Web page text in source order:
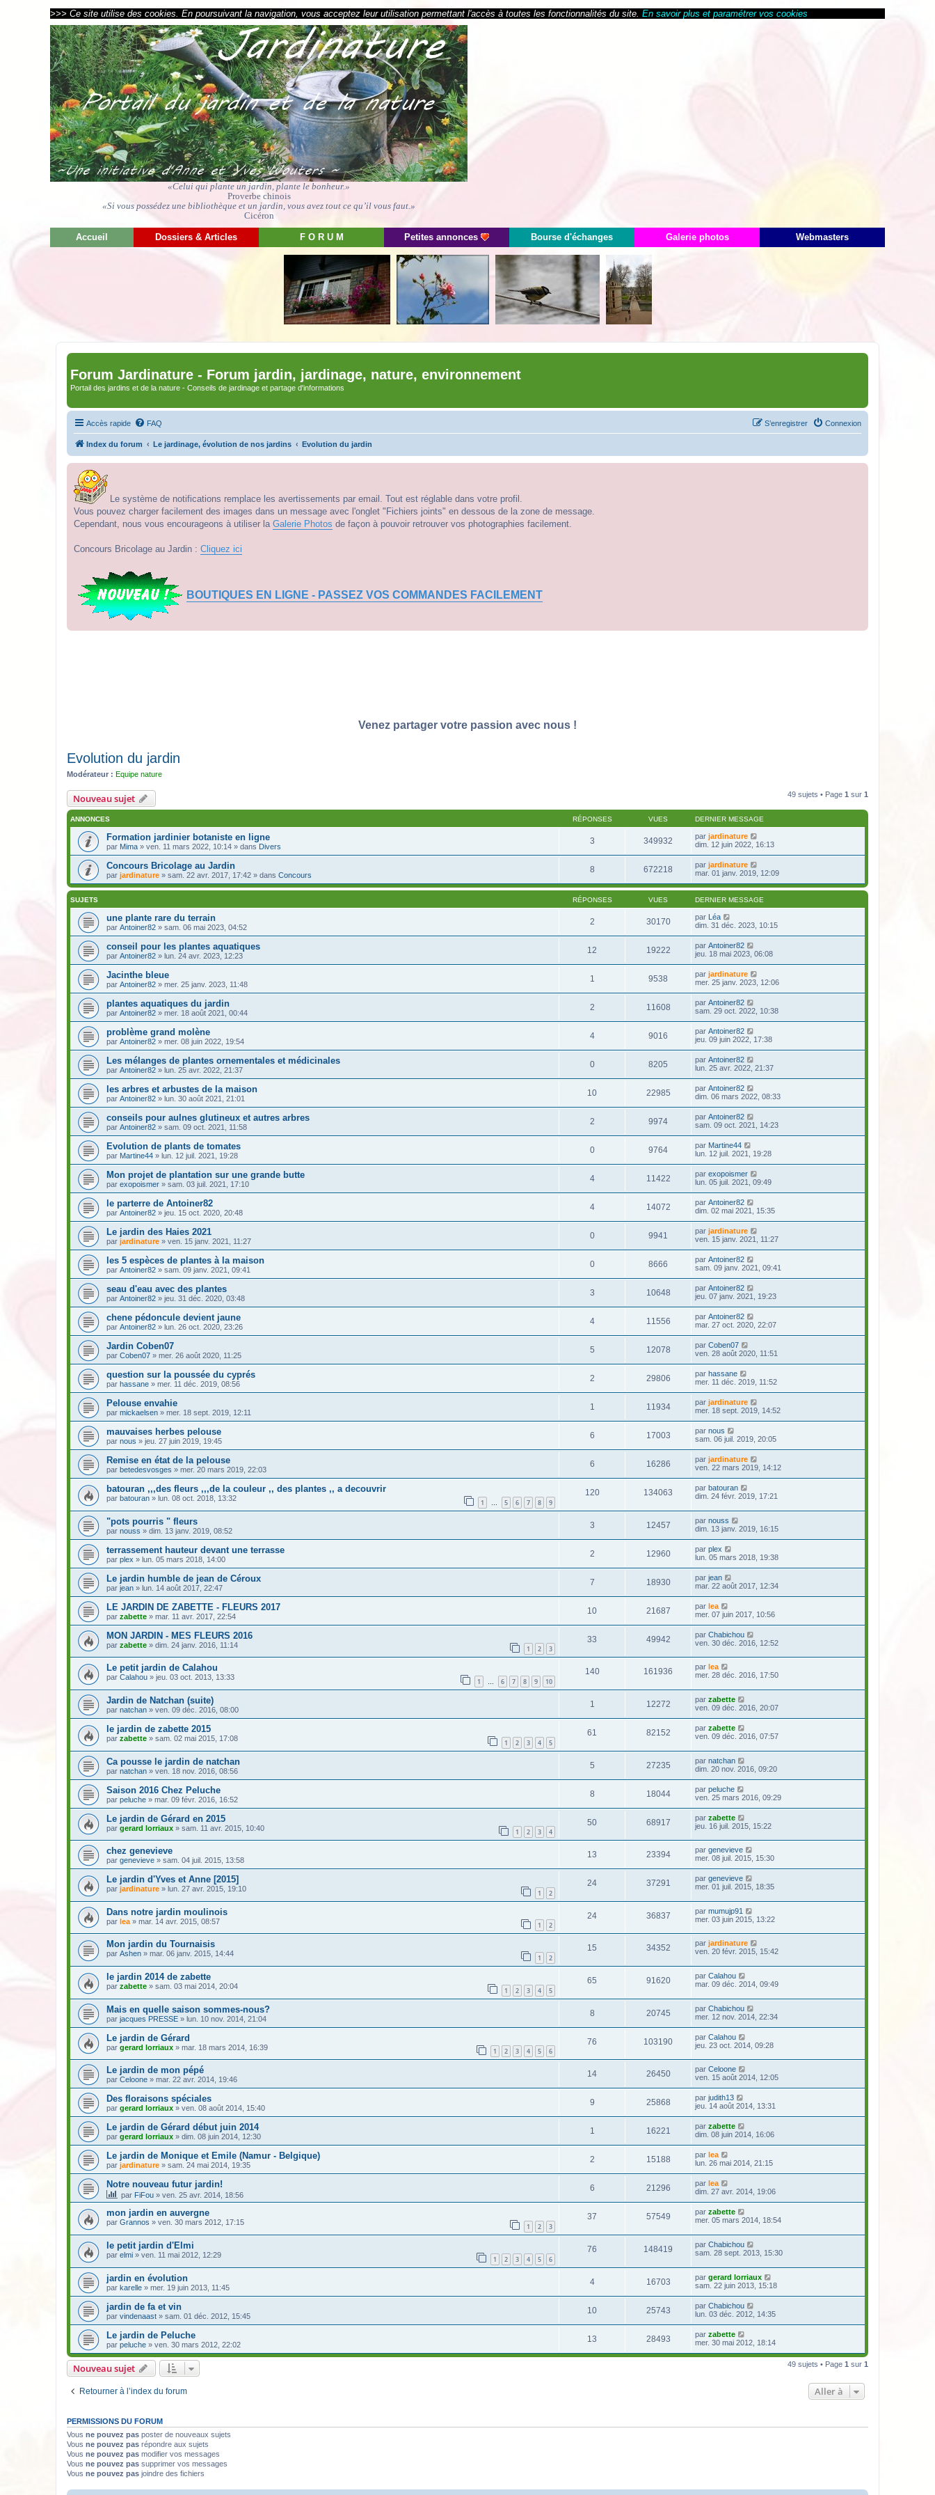
>>> Ce site utilise des cookies. En poursuivant la navigation, vous acceptez leur utilisation permettant l'accès à toutes les fonctionnalités du site. En savoir plus et paramétrer vos cookies
«Celui qui plante un jardin, plante le bonheur.»
Proverbe chinois
«Si vous possédez une bibliothèque et un jardin, vous avez tout ce qu’il vous faut.»
Cicéron
Accueil Dossiers & Articles F O R U M Petites annonces Bourse d'échanges Galerie photos Webmasters
Forum Jardinature - Forum jardin, jardinage, nature, environnement
Portail des jardins et de la nature - Conseils de jardinage et partage d'informations
Accès rapide FAQ Connexion
S’enregistrer
Index du forum Le jardinage, évolution de nos jardins Evolution du jardin
Le système de notifications remplace les avertissements par email. Tout est réglable dans votre profil.
Vous pouvez charger facilement des images dans un message avec l'onglet "Fichiers joints" en dessous de la zone de message.
Cependant, nous vous encourageons à utiliser la Galerie Photos de façon à pouvoir retrouver vos photographies facilement.
Concours Bricolage au Jardin : Cliquez ici
BOUTIQUES EN LIGNE - PASSEZ VOS COMMANDES FACILEMENT
Venez partager votre passion avec nous !
Evolution du jardin
Modérateur : Equipe nature
Nouveau sujet 49 sujets • Page 1 sur 1
ANNONCES RÉPONSES VUES DERNIER MESSAGE
Formation jardinier botaniste en ligne
par Mima » ven. 11 mars 2022, 10:14 » dans Divers
3 349932 par jardinature
dim. 12 juin 2022, 16:13
Concours Bricolage au Jardin
par jardinature » sam. 22 avr. 2017, 17:42 » dans Concours
8 672218 par jardinature
mar. 01 janv. 2019, 12:09
SUJETS RÉPONSES VUES DERNIER MESSAGE
une plante rare du terrain
par Antoiner82 » sam. 06 mai 2023, 04:52
2 30170 par Léa
dim. 31 déc. 2023, 10:15
conseil pour les plantes aquatiques
par Antoiner82 » lun. 24 avr. 2023, 12:23
12 19222 par Antoiner82
jeu. 18 mai 2023, 06:08
Jacinthe bleue
par Antoiner82 » mer. 25 janv. 2023, 11:48
1 9538 par jardinature
mer. 25 janv. 2023, 12:06
plantes aquatiques du jardin
par Antoiner82 » mer. 18 août 2021, 00:44
2 11608 par Antoiner82
sam. 29 oct. 2022, 10:38
problème grand molène
par Antoiner82 » mer. 08 juin 2022, 19:54
4 9016 par Antoiner82
jeu. 09 juin 2022, 17:38
Les mélanges de plantes ornementales et médicinales
par Antoiner82 » lun. 25 avr. 2022, 21:37
0 8205 par Antoiner82
lun. 25 avr. 2022, 21:37
les arbres et arbustes de la maison
par Antoiner82 » lun. 30 août 2021, 21:01
10 22985 par Antoiner82
dim. 06 mars 2022, 08:33
conseils pour aulnes glutineux et autres arbres
par Antoiner82 » sam. 09 oct. 2021, 11:58
2 9974 par Antoiner82
sam. 09 oct. 2021, 14:23
Evolution de plants de tomates
par Martine44 » lun. 12 juil. 2021, 19:28
0 9764 par Martine44
lun. 12 juil. 2021, 19:28
Mon projet de plantation sur une grande butte
par exopoismer » sam. 03 juil. 2021, 17:10
4 11422 par exopoismer
lun. 05 juil. 2021, 09:49
le parterre de Antoiner82
par Antoiner82 » jeu. 15 oct. 2020, 20:48
4 14072 par Antoiner82
dim. 02 mai 2021, 15:35
Le jardin des Haies 2021
par jardinature » ven. 15 janv. 2021, 11:27
0 9941 par jardinature
ven. 15 janv. 2021, 11:27
les 5 espèces de plantes à la maison
par Antoiner82 » sam. 09 janv. 2021, 09:41
0 8666 par Antoiner82
sam. 09 janv. 2021, 09:41
seau d'eau avec des plantes
par Antoiner82 » jeu. 31 déc. 2020, 03:48
3 10648 par Antoiner82
jeu. 07 janv. 2021, 19:23
chene pédoncule devient jaune
par Antoiner82 » lun. 26 oct. 2020, 23:26
4 11556 par Antoiner82
mar. 27 oct. 2020, 22:07
Jardin Coben07
par Coben07 » mer. 26 août 2020, 11:25
5 12078 par Coben07
ven. 28 août 2020, 11:51
question sur la poussée du cyprés
par hassane » mer. 11 déc. 2019, 08:56
2 29806 par hassane
mer. 11 déc. 2019, 11:52
Pelouse envahie
par mickaelsen » mer. 18 sept. 2019, 12:11
1 11934 par jardinature
mer. 18 sept. 2019, 14:52
mauvaises herbes pelouse
par nous » jeu. 27 juin 2019, 19:45
6 17003 par nous
sam. 06 juil. 2019, 20:05
Remise en état de la pelouse
par betedesvosges » mer. 20 mars 2019, 22:03
6 16286 par jardinature
ven. 22 mars 2019, 14:12
batouran ,,,des fleurs ,,,de la couleur ,, des plantes ,, a decouvrir
par batouran » lun. 08 oct. 2018, 13:32 1 … 5 6 7 8 9
120 134063 par batouran
dim. 24 févr. 2019, 17:21
"pots pourris " fleurs
par nouss » dim. 13 janv. 2019, 08:52
3 12457 par nouss
dim. 13 janv. 2019, 16:15
terrassement hauteur devant une terrasse
par plex » lun. 05 mars 2018, 14:00
2 12960 par plex
lun. 05 mars 2018, 19:38
Le jardin humble de jean de Céroux
par jean » lun. 14 août 2017, 22:47
7 18930 par jean
mar. 22 août 2017, 12:34
LE JARDIN DE ZABETTE - FLEURS 2017
par zabette » mar. 11 avr. 2017, 22:54
10 21687 par lea
mer. 07 juin 2017, 10:56
MON JARDIN - MES FLEURS 2016
par zabette » dim. 24 janv. 2016, 11:14 1 2 3
33 49942 par Chabichou
ven. 30 déc. 2016, 12:52
Le petit jardin de Calahou
par Calahou » jeu. 03 oct. 2013, 13:33 1 … 6 7 8 9 10
140 161936 par lea
mer. 28 déc. 2016, 17:50
Jardin de Natchan (suite)
par natchan » ven. 09 déc. 2016, 08:00
1 12272 par zabette
ven. 09 déc. 2016, 20:07
le jardin de zabette 2015
par zabette » sam. 02 mai 2015, 17:08 1 2 3 4 5
61 82152 par zabette
ven. 09 déc. 2016, 07:57
Ca pousse le jardin de natchan
par natchan » ven. 18 nov. 2016, 08:56
5 27235 par natchan
dim. 20 nov. 2016, 09:20
Saison 2016 Chez Peluche
par peluche » mar. 09 févr. 2016, 16:52
8 18044 par peluche
ven. 25 mars 2016, 09:29
Le jardin de Gérard en 2015
par gerard lorriaux » sam. 11 avr. 2015, 10:40 1 2 3 4
50 68917 par zabette
jeu. 16 juil. 2015, 15:22
chez genevieve
par genevieve » sam. 04 juil. 2015, 13:58
13 23394 par genevieve
mer. 08 juil. 2015, 15:30
Le jardin d'Yves et Anne [2015]
par jardinature » lun. 27 avr. 2015, 19:10 1 2
24 37291 par genevieve
mer. 01 juil. 2015, 18:35
Dans notre jardin moulinois
par lea » mar. 14 avr. 2015, 08:57 1 2
24 36837 par mumujp91
mer. 03 juin 2015, 13:22
Mon jardin du Tournaisis
par Ashen » mar. 06 janv. 2015, 14:44 1 2
15 34352 par jardinature
ven. 20 févr. 2015, 15:42
le jardin 2014 de zabette
par zabette » sam. 03 mai 2014, 20:04 1 2 3 4 5
65 91620 par Calahou
mar. 09 déc. 2014, 09:49
Mais en quelle saison sommes-nous?
par jacques PRESSE » lun. 10 nov. 2014, 21:04
8 20745 par Chabichou
mer. 12 nov. 2014, 22:34
Le jardin de Gérard
par gerard lorriaux » mar. 18 mars 2014, 16:39 1 2 3 4 5 6
76 103190 par Calahou
jeu. 23 oct. 2014, 09:28
Le jardin de mon pépé
par Celoone » mar. 22 avr. 2014, 19:46
14 26450 par Celoone
ven. 15 août 2014, 12:05
Des floraisons spéciales
par gerard lorriaux » ven. 08 août 2014, 15:40
9 25868 par judith13
jeu. 14 août 2014, 13:31
Le jardin de Gérard début juin 2014
par gerard lorriaux » dim. 08 juin 2014, 12:30
1 16221 par zabette
dim. 08 juin 2014, 16:06
Le jardin de Monique et Emile (Namur - Belgique)
par jardinature » sam. 24 mai 2014, 19:35
2 15188 par lea
lun. 26 mai 2014, 21:15
Notre nouveau futur jardin!
par FiFou » ven. 25 avr. 2014, 18:56
6 21296 par lea
dim. 27 avr. 2014, 19:06
mon jardin en auvergne
par Grannos » ven. 30 mars 2012, 17:15 1 2 3
37 57549 par zabette
mer. 05 mars 2014, 18:54
le petit jardin d'Elmi
par elmi » ven. 11 mai 2012, 12:29 1 2 3 4 5 6
76 148419 par Chabichou
sam. 28 sept. 2013, 15:30
jardin en évolution
par karelle » mer. 19 juin 2013, 11:45
4 16703 par gerard lorriaux
sam. 22 juin 2013, 15:18
jardin de fa et vin
par vindenaast » sam. 01 déc. 2012, 15:45
10 25743 par Chabichou
lun. 03 déc. 2012, 14:35
Le jardin de Peluche
par peluche » ven. 30 mars 2012, 22:02
13 28493 par zabette
mer. 30 mai 2012, 18:14
Nouveau sujet 49 sujets • Page 1 sur 1
Retourner à l’index du forum Aller à
PERMISSIONS DU FORUM
Vous ne pouvez pas poster de nouveaux sujets
Vous ne pouvez pas répondre aux sujets
Vous ne pouvez pas modifier vos messages
Vous ne pouvez pas supprimer vos messages
Vous ne pouvez pas joindre des fichiers